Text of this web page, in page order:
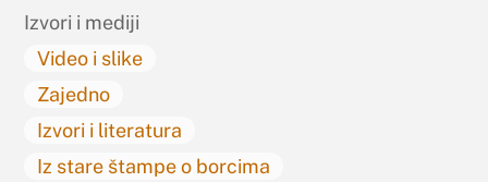
Izvori i mediji
Video i slike
Zajedno
Izvori i literatura
Iz stare štampe o borcima